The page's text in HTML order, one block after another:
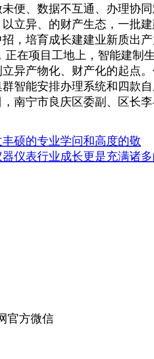
便、数据不互通、办理协
立异、的财产生态，一批
，培育成长建建业新质出
正在项目工地上，智能建制
异产物化、财产化的起点
群智能安排办理系统和四款
南宁市良庆区委副、区长
硕的专业学问和高度的敬
仪表行业成长更是充满诸
官方微信